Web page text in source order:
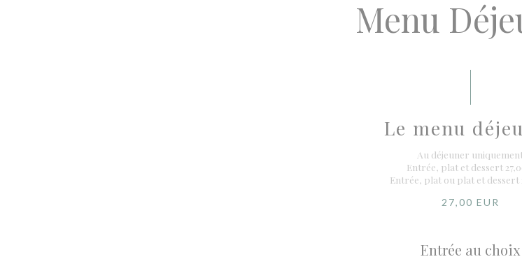
Menu
Le menu
Au déjeuner uniquement
Entrée, plat et dessert
Entrée, plat ou plat et dessert
27,00 EUR
Entrée au choix